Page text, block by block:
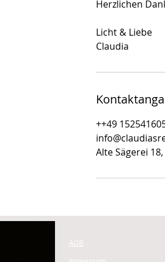
Herzlichen
Licht & Liebe
Claudia
++49
Alte Sägerei
AGB